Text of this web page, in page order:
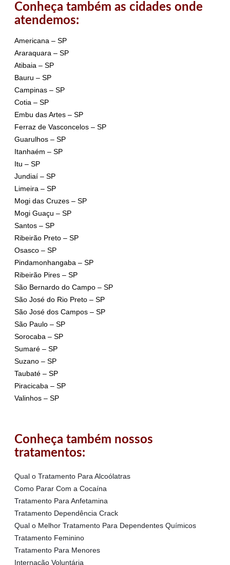
Conheça também as cidades onde
atendemos:
Americana – SP
Araraquara – SP
Atibaia – SP
Bauru – SP
Campinas – SP
Cotia – SP
Embu das Artes – SP
Ferraz de Vasconcelos – SP
Guarulhos – SP
Itanhaém – SP
Itu – SP
Jundiaí – SP
Limeira – SP
Mogi das Cruzes – SP
Mogi Guaçu – SP
Santos – SP
Ribeirão Preto – SP
Osasco – SP
Pindamonhangaba – SP
Ribeirão Pires – SP
São Bernardo do Campo – SP
São José do Rio Preto – SP
São José dos Campos – SP
São Paulo – SP
Sorocaba – SP
Sumaré – SP
Suzano – SP
Taubaté – SP
Piracicaba – SP
Valinhos – SP
Conheça também nossos
tratamentos:
Qual o Tratamento Para Alcoólatras
Como Parar Com a Cocaína
Tratamento Para Anfetamina
Tratamento Dependência Crack
Qual o Melhor Tratamento Para Dependentes Químicos
Tratamento Feminino
Tratamento Para Menores
Internação Voluntária